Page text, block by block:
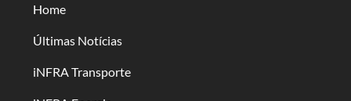
Home
Últimas Notícias
iNFRA Transporte